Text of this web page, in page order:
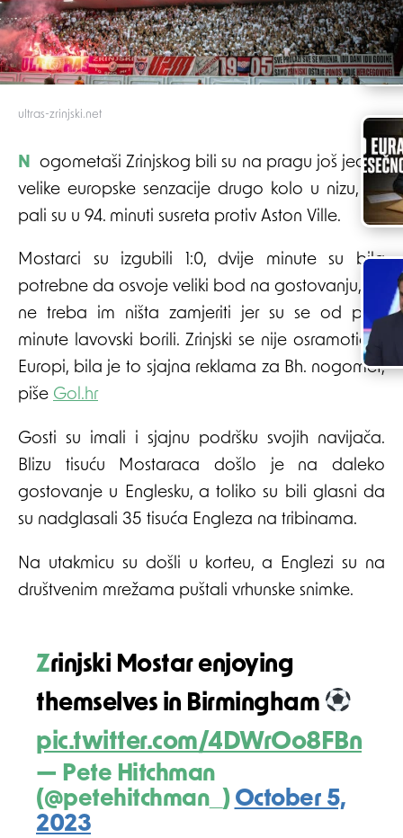
ultras-zrinjski.net
Nogometaši Zrinjskog bili su na pragu još jedne
velike europske senzacije drugo kolo u nizu, no
pali su u 94. minuti susreta protiv Aston Ville.
Mostarci su izgubili 1:0, dvije minute su bila
potrebne da osvoje veliki bod na gostovanju, no
ne treba im ništa zamjeriti jer su se od prve
minute lavovski borili. Zrinjski se nije osramotio u
Europi, bila je to sjajna reklama za Bh. nogomet,
piše Gol.hr
Gosti su imali i sjajnu podršku svojih navijača.
Blizu tisuću Mostaraca došlo je na daleko
gostovanje u Englesku, a toliko su bili glasni da
su nadglasali 35 tisuća Engleza na tribinama.
Na utakmicu su došli u korteu, a Englezi su na
društvenim mrežama puštali vrhunske snimke.
Zrinjski Mostar enjoying
themselves in Birmingham
pic.twitter.com/4DWrOo8FBn
— Pete Hitchman
(@petehitchman_) October 5,
2023